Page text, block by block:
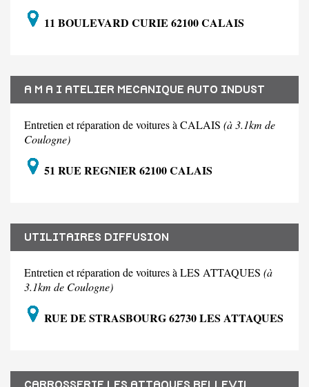
11 BOULEVARD CURIE 62100 CALAIS
A M A I ATELIER MECANIQUE AUTO INDUST
Entretien et réparation de voitures à CALAIS (à 3.1km de
Coulogne)
51 RUE REGNIER 62100 CALAIS
UTILITAIRES DIFFUSION
Entretien et réparation de voitures à LES ATTAQUES (à
3.1km de Coulogne)
RUE DE STRASBOURG 62730 LES ATTAQUES